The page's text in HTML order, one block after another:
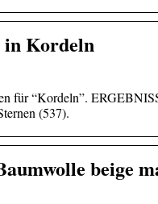
in Kordeln
für “Kordeln”.
(537).
beige